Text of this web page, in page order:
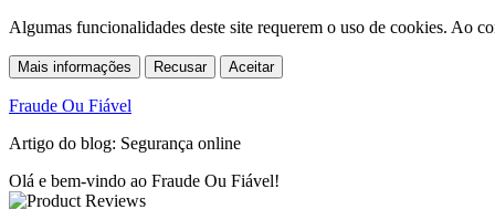
Algumas funcionalidades deste site requerem o uso de cookies. Ao
Mais informações Recusar Aceitar
Fraude Ou Fiável
Artigo do blog: Segurança online
Olá e bem-vindo ao Fraude Ou Fiável!